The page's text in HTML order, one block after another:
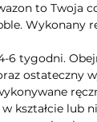
to Twoja
Wykonany
6 tygodni.
ostateczny
kształcie lub